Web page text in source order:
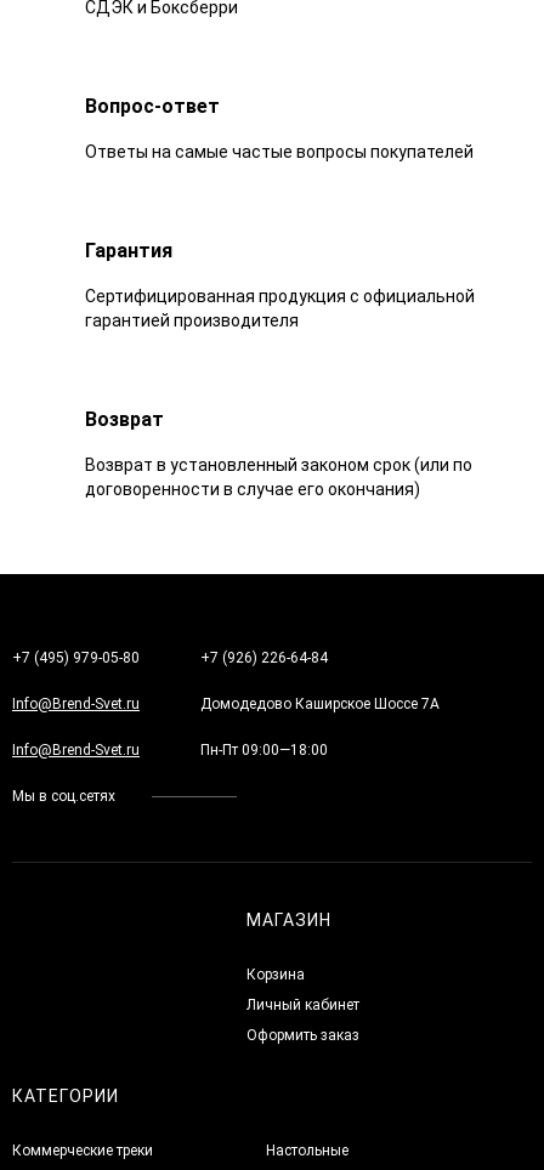
СДЭК и Боксберри
Вопрос-ответ
Ответы на самые частые вопросы покупателей
Гарантия
Сертифицированная продукция с официальной
гарантией производителя
Возврат
Возврат в установленный законом срок (или по
договоренности в случае его окончания)
+7 (495) 979-05-80 +7 (926) 226-64-84
Info@Brend-Svet.ru Домодедово Каширское Шоссе 7А
Info@Brend-Svet.ru Пн-Пт 09:00—18:00
Мы в соц.сетях
МАГАЗИН
Корзина
Личный кабинет
Оформить заказ
КАТЕГОРИИ
Коммерческие треки
Настольные